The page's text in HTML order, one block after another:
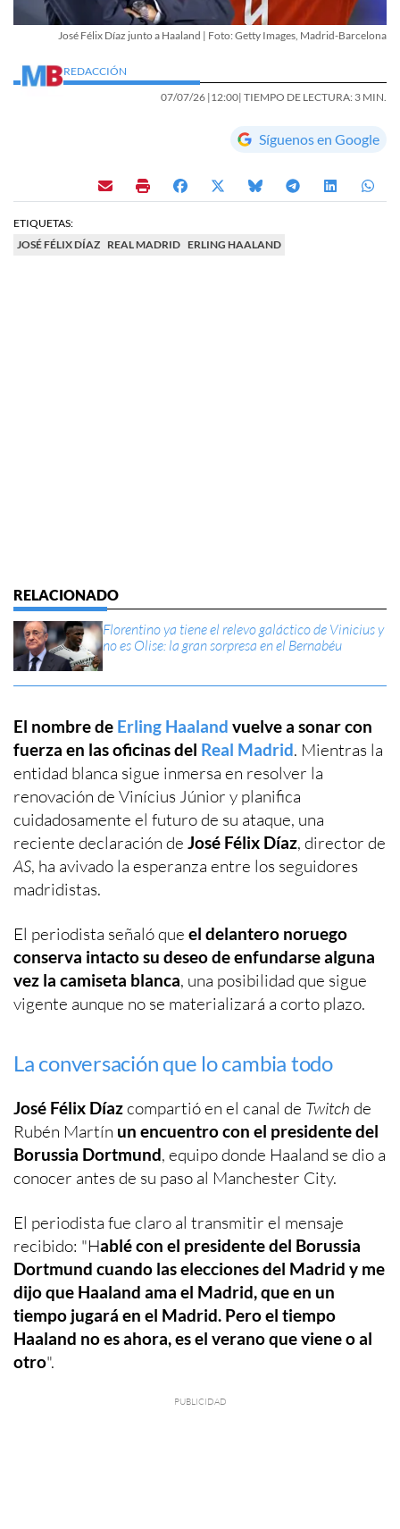
José Félix Díaz junto a Haaland | Foto: Getty Images, Madrid-Barcelona
REDACCIÓN
07/07/26 |12:00| TIEMPO DE LECTURA: 3 MIN.
Síguenos en Google
ETIQUETAS:
JOSÉ FÉLIX DÍAZ REAL MADRID ERLING HAALAND
Florentino ya tiene el relevo galáctico de Vinicius y
no es Olise: la gran sorpresa en el Bernabéu
El nombre de Erling Haaland vuelve a sonar con
fuerza en las oficinas del Real Madrid. Mientras la
entidad blanca sigue inmersa en resolver la
renovación de Vinícius Júnior y planifica
cuidadosamente el futuro de su ataque, una
reciente declaración de José Félix Díaz, director de
AS, ha avivado la esperanza entre los seguidores
madridistas.
El periodista señaló que el delantero noruego
conserva intacto su deseo de enfundarse alguna
vez la camiseta blanca, una posibilidad que sigue
vigente aunque no se materializará a corto plazo.
La conversación que lo cambia todo
José Félix Díazcompartió en el canal de Twitch de
Rubén Martín un encuentro con el presidente del
Borussia Dortmund, equipo donde Haaland se dio a
conocer antes de su paso al Manchester City.
El periodista fue claro al transmitir el mensaje
recibido: "Hablé con el presidente del Borussia
Dortmund cuando las elecciones del Madrid y me
dijo que Haaland ama el Madrid, que en un
tiempo jugará en el Madrid. Pero el tiempo
Haaland no es ahora, es el verano que viene o al
otro".